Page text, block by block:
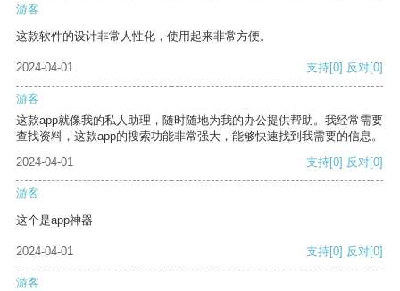
游客
这款软件的设计非常人性化，使用起来非常方便。
2024-04-01 支持[0] 反对[0]
游客
这款app就像我的私人助理，随时随地为我的办公提供帮助。我经常需要
查找资料，这款app的搜索功能非常强大，能够快速找到我需要的信息。
2024-04-01
支持[0] 反对[0]
游客
这个是app神器
2024-04-01 支持[0] 反对[0]
游客